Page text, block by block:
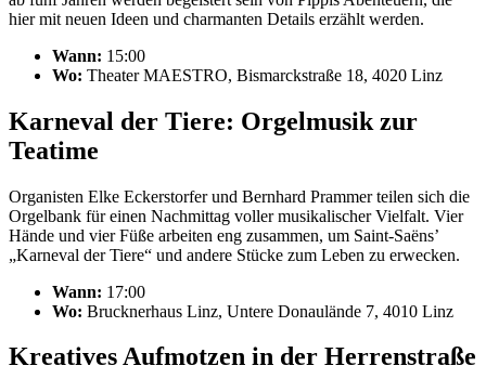
hier mit neuen Ideen und charmanten Details erzählt werden.
Wann: 15:00
Wo: Theater MAESTRO, Bismarckstraße 18, 4020 Linz
Karneval der Tiere: Orgelmusik zur
Teatime
Organisten Elke Eckerstorfer und Bernhard Prammer teilen sich die
Orgelbank für einen Nachmittag voller musikalischer Vielfalt. Vier
Hände und vier Füße arbeiten eng zusammen, um Saint-Saëns’
„Karneval der Tiere“ und andere Stücke zum Leben zu erwecken.
Wann: 17:00
Wo: Brucknerhaus Linz, Untere Donaulände 7, 4010 Linz
Kreatives Aufmotzen in der Herrenstraße